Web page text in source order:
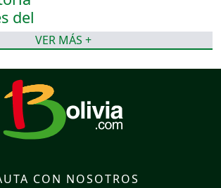
VER MÁS +
CON NOSOTROS